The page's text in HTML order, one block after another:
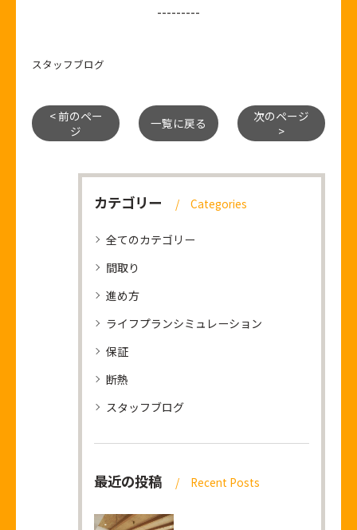
---------
スタッフブログ
< 前のペー
ジ
一覧に戻る
次のページ
>
カテゴリー Categories
全てのカテゴリー
間取り
進め方
ライフプランシミュレーション
保証
断熱
スタッフブログ
最近の投稿 Recent Posts